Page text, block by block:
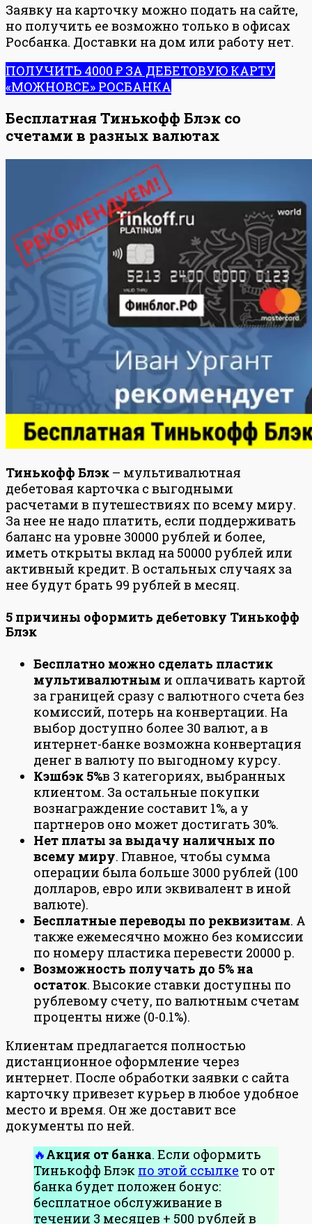
Заявку на карточку можно подать на сайте,
но получить ее возможно только в офисах
Росбанка. Доставки на дом или работу нет.
ПОЛУЧИТЬ 4000 ₽ ЗА ДЕБЕТОВУЮ КАРТУ
«МОЖНОВСЕ» РОСБАНКА
Бесплатная Тинькофф Блэк со
счетами в разных валютах
Тинькофф Блэк – мультивалютная
дебетовая карточка с выгодными
расчетами в путешествиях по всему миру.
За нее не надо платить, если поддерживать
баланс на уровне 30000 рублей и более,
иметь открыты вклад на 50000 рублей или
активный кредит. В остальных случаях за
нее будут брать 99 рублей в месяц.
5 причины оформить дебетовку Тинькофф
Блэк
Бесплатно можно сделать пластик
мультивалютным и оплачивать картой
за границей сразу с валютного счета без
комиссий, потерь на конвертации. На
выбор доступно более 30 валют, а в
интернет-банке возможна конвертация
денег в валюту по выгодному курсу.
Кэшбэк 5%в 3 категориях, выбранных
клиентом. За остальные покупки
вознаграждение составит 1%, а у
партнеров оно может достигать 30%.
Нет платы за выдачу наличных по
всему миру. Главное, чтобы сумма
операции была больше 3000 рублей (100
долларов, евро или эквивалент в иной
валюте).
Бесплатные переводы по реквизитам. А
также ежемесячно можно без комиссии
по номеру пластика перевести 20000 р.
Возможность получать до 5% на
остаток. Высокие ставки доступны по
рублевому счету, по валютным счетам
проценты ниже (0-0.1%).
Клиентам предлагается полностью
дистанционное оформление через
интернет. После обработки заявки с сайта
карточку привезет курьер в любое удобное
место и время. Он же доставит все
документы по ней.
Акция от банка. Если оформить
Тинькофф Блэк по этой ссылке то от
банка будет положен бонус:
бесплатное обслуживание в
течении 3 месяцев + 500 рублей в